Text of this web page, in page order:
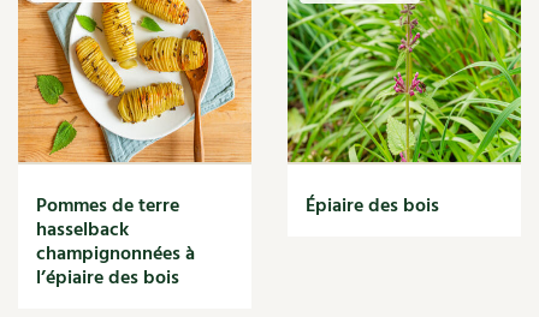
Muret
Muscade
Musique
Narcisse
Nature
Nettoyage
Nichoir
Noisette
Noix
Pommes de terre
hasselback
champignonnées à
l’épiaire des bois
Épiaire des bois